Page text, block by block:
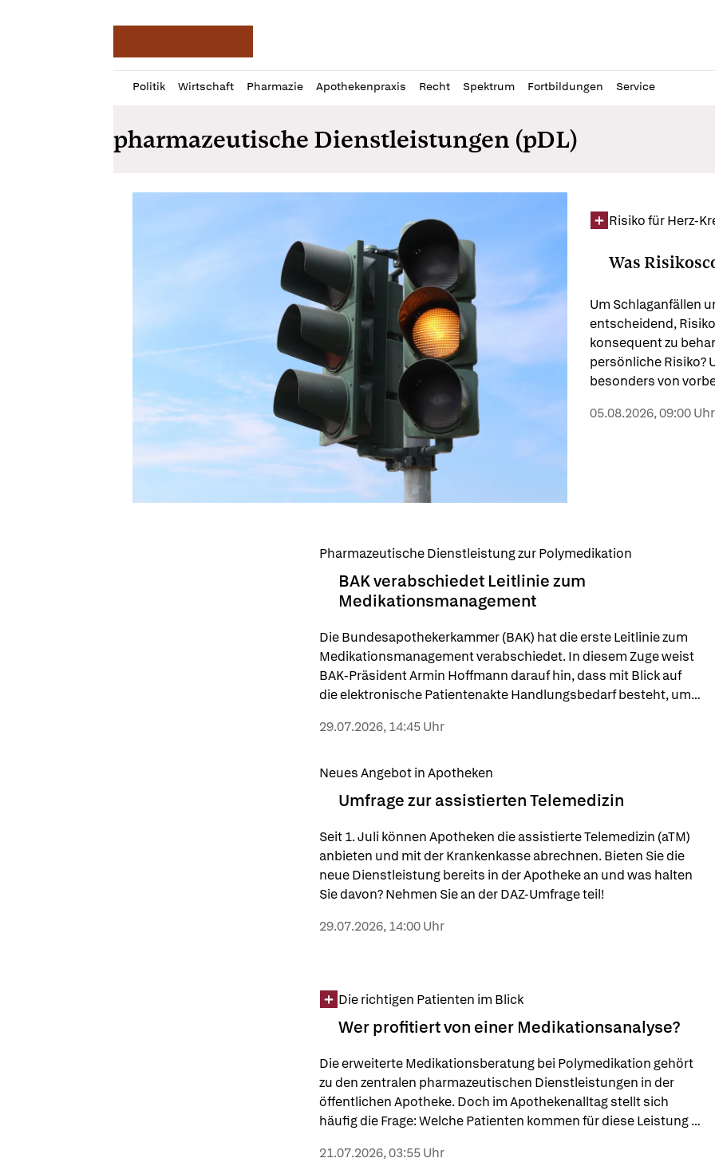
Politik Wirtschaft Pharmazie Apothekenpraxis Recht Spektrum Fortbildungen Service
Profil
öffnen
Daz
Pur
öffnen
pharmazeutische Dienstleistungen (pDL)
Was
Um Schlaganfällen
entscheidend,
konsequent zu
persönliche Risiko?
besonders von
Risiko für Herz-
05.08.2026, 09:00 Uhr
BAK verabschiedet Leitlinie zum
Medikationsmanagement
Die Bundesapothekerkammer (BAK) hat die erste Leitlinie zum
Medikationsmanagement verabschiedet. In diesem Zuge weist
BAK-Präsident Armin Hoffmann darauf hin, dass mit Blick auf
die elektronische Patientenakte Handlungsbedarf besteht, um
Pharmazeutische Dienstleistung zur Polymedikation
29.07.2026, 14:45 Uhr
Umfrage zur assistierten Telemedizin
Seit 1. Juli können Apotheken die assistierte Telemedizin (aTM)
anbieten und mit der Krankenkasse abrechnen. Bieten Sie die
neue Dienstleistung bereits in der Apotheke an und was halten
Sie davon? Nehmen Sie an der DAZ-Umfrage teil!
Neues Angebot in Apotheken
29.07.2026, 14:00 Uhr
Wer profitiert von einer Medikationsanalyse?
Die erweiterte Medikationsberatung bei Polymedikation gehört
zu den zentralen pharmazeutischen Dienstleistungen in der
öffentlichen Apotheke. Doch im Apothekenalltag stellt sich
häufig die Frage: Welche Patienten kommen für diese Leistung
Die richtigen Patienten im Blick
21.07.2026, 03:55 Uhr